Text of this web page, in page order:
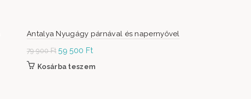
Antalya Nyugágy párnával és napernyővel
79 900Ft Original
price was:
59 500 Ft
Kosárba teszem